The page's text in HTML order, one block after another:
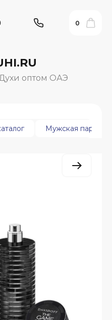
0
оптом ОАЭ
Мужская